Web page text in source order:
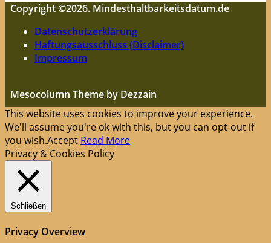
Copyright ©2026. Mindesthaltbarkeitsdatum.de
Datenschutzerklärung
Haftungsausschluss (Disclaimer)
Impressum
Mesocolumn Theme by Dezzain
This website uses cookies to improve your experience.
We'll assume you're ok with this, but you can opt-out if
you wish.Accept Read More
Privacy & Cookies Policy
Schließen
Privacy Overview